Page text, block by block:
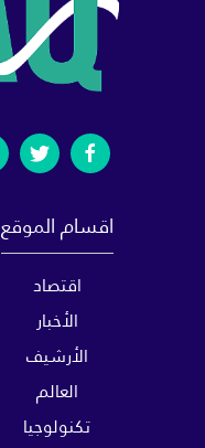
اقسام الموقع
اقتصاد
الأخبار
الأرشيف
العالم
تكنولوجيا